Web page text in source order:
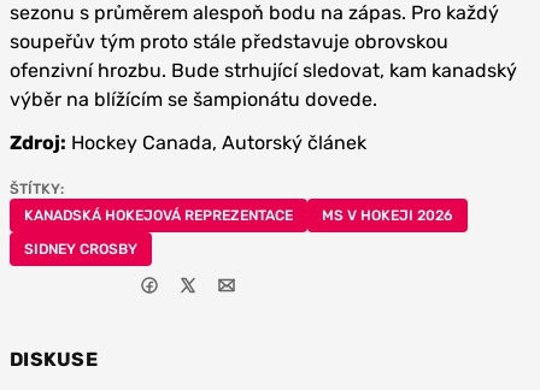
sezonu s průměrem alespoň bodu na zápas. Pro každý
soupeřův tým proto stále představuje obrovskou
ofenzivní hrozbu. Bude strhující sledovat, kam kanadský
výběr na blížícím se šampionátu dovede.
Zdroj: Hockey Canada, Autorský článek
ŠTÍTKY:
KANADSKÁ HOKEJOVÁ REPREZENTACE
MS V HOKEJI 2026
SIDNEY CROSBY
DISKUSE